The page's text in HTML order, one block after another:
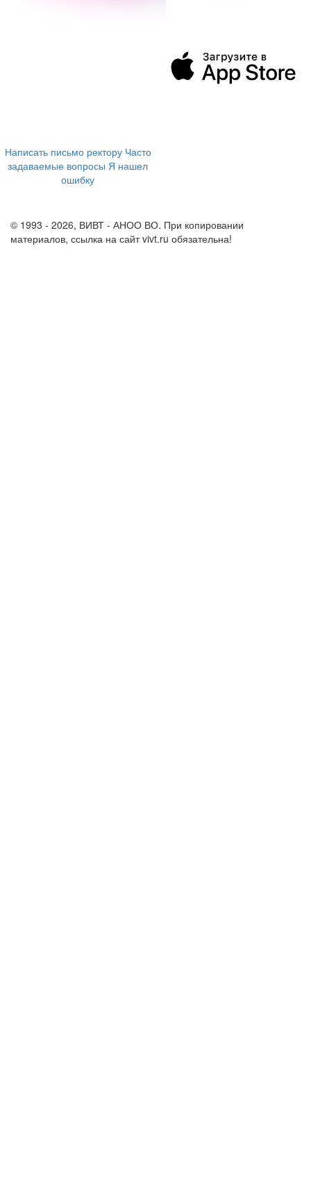
Написать письмо ректору Часто
задаваемые вопросы Я нашел
ошибку
© 1993 - 2026, ВИВТ - АНОО ВО. При копировании
материалов, ссылка на сайт vivt.ru обязательна!